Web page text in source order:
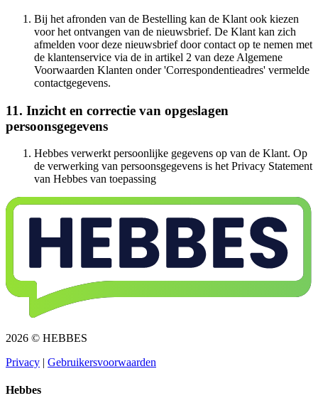
Bij het afronden van de Bestelling kan de Klant ook kiezen
voor het ontvangen van de nieuwsbrief. De Klant kan zich
afmelden voor deze nieuwsbrief door contact op te nemen met
de klantenservice via de in artikel 2 van deze Algemene
Voorwaarden Klanten onder 'Correspondentieadres' vermelde
contactgegevens.​​​​‌ ‍ ​‍​‍‌‍ ‌ ​‍‌‍‍‌‌‍‌ ‌‍‍‌‌‍ ‍​‍​‍​ ‍‍​‍​‍‌ ​ ‌‍​‌‌‍ ‍‌‍‍‌‌ ‌​‌ ‍‌​‍ ‍‌‍‍‌‌‍ ​‍​‍​‍ ​​‍​‍‌‍‍​‌ ​‍‌‍‌‌‌‍‌‍​‍​‍​ ‍‍​‍​‍‌‍‍​‌ ‌​‌ ‌​‌ ​​​ ‍‍​‍ ​‍ ‌‍ ​‌‍ ‌‍​ ‌‍​‌‌‍ ​‌‍‍​‌‍ ‌ ​ ‌ ‌​​ ‍‍​ ​ ​ ​ ​ ​ ​ ​ ​‍ ‌‍‍‌‌‍ ‍‌ ‌​‌‍‌‌‌‍ ‍‌ ‌​​‍ ‌‍‌‌‌‍‌​‌‍‍‌‌ ‌​​‍ ‌‍ ‌‌‍ ‌‍‌​‌‍‌‌​ ‌‌ ​​‌ ​‍‌‍‌‌‌ ​ ‌‍‌‌‌‍ ‍‌ ‌​‌‍​‌‌ ‌​‌‍‍‌‌‍ ‌‍ ‍​ ‍ ‌‍‍‌‌‍‌​​ ‌‌‍‌​​ ​‍‌‍​‍​ ​​​ ​‍​ ‍​​ ​‌​ ‌​​‍ ‌‌‍‌​‌‍​‌​ ‍‌​ ​ ​‍ ‌​ ‌​​ ​‌‌‍‌‍​ ​‍​‍ ‌​ ‍‌‌‍‌‌​ ​‍​ ​‌​‍ ‌‌‍​‌‌‍‌‌‌‍‌‍​ ‌‌​ ​‍‌‍​‌‌‍​ ​ ​‌​ ​‌​ ​ ​ ​‍​ ​​​ ‍ ‌ ‌​‌ ‍‌‌ ​​‌‍‌‌​ ‌‌‍ ​‌‍‌‌‌‍‌ ‌‍​‌‌‍ ​‌‌​​‌‍​‌‌‍‌ ‌‍‌‌​ ‍ ‌ ​​‌‍​‌‌ ‌​‌‍‍​​ ‌‌‍​ ‌‍ ‌‍ ‍‌ ‌​‌‍‌‌‌‍ ‍‌ ‌​​‍‌‌​ ‌‌‌​​‍‌‌ ‌‍‍ ‌‍‌‌‌ ‍‌​‍‌‌​ ​ ‌​‌​​‍‌‌​ ​ ‌​‌​​‍‌‌​ ​‍​ ​‍‌‍‌‍​ ‌‍​ ​​​ ‌​‌‍​ ​ ‌ ​ ‌‌‌‍‌​​ ‌​​ ‌​​ ‌‍‌‍​‍​‍‌‌​ ​‍​ ​‍​‍‌‌​ ‌‌‌​‌​​‍ ‍‌‍​ ‌‍‍​‌‍‍‌‌‍ ​‌‍‌​‌ ​‍‌‍‌‌‌‍ ‍​‍‌‌​ ‌‌‌​​‍‌‌ ‌‍‍ ‌‍‌‌‌ ‍‌​‍‌‌​ ​ ‌​‌​​‍‌‌​ ​ ‌​‌​​‍‌‌​ ​‍​ ​‍‌‍​‍​ ‌ ​ ​ ‌‍‌‌​ ‌ ‌‍‌‌​ ‍​​ ‌‌​ ​​​ ‍‌​ ‌​‌‍‌‌​‍‌‌​ ​‍​ ​‍​‍‌‌​ ‌‌‌​‌​​‍ ‍‌ ‌​‌‍‌‌‌ ‍​‌ ‌​​ ‌‍​‍‌‍​‌‌ ​ ‌‍‌‌‌‌‌‌‌ ​‍‌‍ ​​ ‌‌‍‍​‌ ‌​‌ ‌​‌ ​​​‍‌‌​ ​ ‌​​‌​‍‌‌​ ​‍‌​‌‍​‍‌‌​ ​‍‌​‌‍‌‍ ​‌‍ ‌‍​ ‌‍​‌‌‍ ​‌‍‍​‌‍ ‌ ​ ‌ ‌​​‍‌‌​ ​ ‌​​‌​ ​ ​ ​ ​ ​ ​ ​ ​‍‌‍‌‍‍‌‌‍‌​​ ‌‌‍‌​​ ​‍‌‍​‍​ ​​​ ​‍​ ‍​​ ​‌​ ‌​​‍ ‌‌‍‌​‌‍​‌​ ‍‌​ ​ ​‍ ‌​ ‌​​ ​‌‌‍‌‍​ ​‍​‍ ‌​ ‍‌‌‍‌‌​ ​‍​ ​‌​‍ ‌‌‍​‌‌‍‌‌‌‍‌‍​ ‌‌​ ​‍‌‍​‌‌‍​ ​ ​‌​ ​‌​ ​ ​ ​‍​ ​​​‍‌‍‌ ‌​‌ ‍‌‌ ​​‌‍‌‌​ ‌‌‍ ​‌‍‌‌‌‍‌ ‌‍​‌‌‍ ​‌‌​​‌‍​‌‌‍‌ ‌‍‌‌​‍‌‍‌ ​​‌‍​‌‌ ‌​‌‍‍​​ ‌‌‍​ ‌‍ ‌‍ ‍‌ ‌​‌‍‌‌‌‍ ‍‌ ‌​​‍‌‌​ ‌‌‌​​‍‌‌ ‌‍‍ ‌‍‌‌‌ ‍‌​‍‌‌​ ​ ‌​‌​​‍‌‌​ ​ ‌​‌​​‍‌‌​ ​‍​ ​‍‌‍‌‍​ ‌‍​ ​​​ ‌​‌‍​ ​ ‌ ​ ‌‌‌‍‌​​ ‌​​ ‌​​ ‌‍‌‍​‍​‍‌‌​ ​‍​ ​‍​‍‌‌​ ‌‌‌​‌​​‍ ‍‌‍​ ‌‍‍​‌‍‍‌‌‍ ​‌‍‌​‌ ​‍‌‍‌‌‌‍ ‍​‍‌‌​ ‌‌‌​​‍‌‌ ‌‍‍ ‌‍‌‌‌ ‍‌​‍‌‌​ ​ ‌​‌​​‍‌‌​ ​ ‌​‌​​‍‌‌​ ​‍​ ​‍‌‍​‍​ ‌ ​ ​ ‌‍‌‌​ ‌ ‌‍‌‌​ ‍​​ ‌‌​ ​​​ ‍‌​ ‌​‌‍‌‌​‍‌‌​ ​‍​ ​‍​‍‌‌​ ‌‌‌​‌​​‍ ‍‌ ‌​‌‍‌‌‌ ‍​‌ ‌​​‍‌‍‌ ​​‌‍‌‌‌ ​‍‌ ​ ‌ ​​‌‍‌‌‌‍​ ‌ ‌​‌‍‍‌‌ ‌‍‌‍‌‌​ ‌‌ ​​‌ ‌‌‌‍​‍‌‍ ​‌‍‍‌‌ ​ ‌‍‍​‌‍‌‌‌‍‌​​‍​‍‌ ‌
11. Inzicht en correctie van opgeslagen
persoonsgegevens​​​​‌ ‍ ​‍​‍‌‍ ‌ ​‍‌‍‍‌‌‍‌ ‌‍‍‌‌‍ ‍​‍​‍​ ‍‍​‍​‍‌ ​ ‌‍​‌‌‍ ‍‌‍‍‌‌ ‌​‌ ‍‌​‍ ‍‌‍‍‌‌‍ ​‍​‍​‍ ​​‍​‍‌‍‍​‌ ​‍‌‍‌‌‌‍‌‍​‍​‍​ ‍‍​‍​‍‌‍‍​‌ ‌​‌ ‌​‌ ​​​ ‍‍​‍ ​‍ ‌‍ ​‌‍ ‌‍​ ‌‍​‌‌‍ ​‌‍‍​‌‍ ‌ ​ ‌ ‌​​ ‍‍​ ​ ​ ​ ​ ​ ​ ​ ​‍ ‌‍‍‌‌‍ ‍‌ ‌​‌‍‌‌‌‍ ‍‌ ‌​​‍ ‌‍‌‌‌‍‌​‌‍‍‌‌ ‌​​‍ ‌‍ ‌‌‍ ‌‍‌​‌‍‌‌​ ‌‌ ​​‌ ​‍‌‍‌‌‌ ​ ‌‍‌‌‌‍ ‍‌ ‌​‌‍​‌‌ ‌​‌‍‍‌‌‍ ‌‍ ‍​ ‍ ‌‍‍‌‌‍‌​​ ‌‌‍‌​​ ​‍‌‍​‍​ ​​​ ​‍​ ‍​​ ​‌​ ‌​​‍ ‌‌‍‌​‌‍​‌​ ‍‌​ ​ ​‍ ‌​ ‌​​ ​‌‌‍‌‍​ ​‍​‍ ‌​ ‍‌‌‍‌‌​ ​‍​ ​‌​‍ ‌‌‍​‌‌‍‌‌‌‍‌‍​ ‌‌​ ​‍‌‍​‌‌‍​ ​ ​‌​ ​‌​ ​ ​ ​‍​ ​​​ ‍ ‌ ‌​‌ ‍‌‌ ​​‌‍‌‌​ ‌‌‍ ​‌‍‌‌‌‍‌ ‌‍​‌‌‍ ​‌‌​​‌‍​‌‌‍‌ ‌‍‌‌​ ‍ ‌ ​​‌‍​‌‌ ‌​‌‍‍​​ ‌‌‍​ ‌‍ ‌‍ ‍‌ ‌​‌‍‌‌‌‍ ‍‌ ‌​​‍‌‌​ ‌‌‌​​‍‌‌ ‌‍‍ ‌‍‌‌‌ ‍‌​‍‌‌​ ​ ‌​‌​​‍‌‌​ ​ ‌​‌​​‍‌‌​ ​‍​ ​‍‌‍‌​​ ‍‌​ ‌‌​ ​‍​ ​‍​ ​‌‌‍​‍‌‍​‍​ ​‌​ ​‍‌‍‌​‌‍​ ​‍‌‌​ ​‍​ ​‍​‍‌‌​ ‌‌‌​‌​​‍ ‍‌‍​ ‌‍‍​‌‍‍‌‌‍ ​‌‍‌​‌ ​‍‌‍‌‌‌‍ ‍​‍‌‌​ ‌‌‌​​‍‌‌ ‌‍‍ ‌‍‌‌‌ ‍‌​‍‌‌​ ​ ‌​‌​​‍‌‌​ ​ ‌​‌​​‍‌‌​ ​‍​ ​‍‌‍‌‍‌‍‌​‌‍‌‌‌‍‌​​ ​ ​ ​‍‌‍‌‌‌‍‌​​ ‍‌​ ‌‌​ ‍​‌‍​‍​‍‌‌​ ​‍​ ​‍​‍‌‌​ ‌‌‌​‌​​‍ ‍‌ ‌​‌‍‌‌‌ ‍​‌ ‌​​ ‌‍​‍‌‍​‌‌ ​ ‌‍‌‌‌‌‌‌‌ ​‍‌‍ ​​ ‌‌‍‍​‌ ‌​‌ ‌​‌ ​​​‍‌‌​ ​ ‌​​‌​‍‌‌​ ​‍‌​‌‍​‍‌‌​ ​‍‌​‌‍‌‍ ​‌‍ ‌‍​ ‌‍​‌‌‍ ​‌‍‍​‌‍ ‌ ​ ‌ ‌​​‍‌‌​ ​ ‌​​‌​ ​ ​ ​ ​ ​ ​ ​ ​‍‌‍‌‍‍‌‌‍‌​​ ‌‌‍‌​​ ​‍‌‍​‍​ ​​​ ​‍​ ‍​​ ​‌​ ‌​​‍ ‌‌‍‌​‌‍​‌​ ‍‌​ ​ ​‍ ‌​ ‌​​ ​‌‌‍‌‍​ ​‍​‍ ‌​ ‍‌‌‍‌‌​ ​‍​ ​‌​‍ ‌‌‍​‌‌‍‌‌‌‍‌‍​ ‌‌​ ​‍‌‍​‌‌‍​ ​ ​‌​ ​‌​ ​ ​ ​‍​ ​​​‍‌‍‌ ‌​‌ ‍‌‌ ​​‌‍‌‌​ ‌‌‍ ​‌‍‌‌‌‍‌ ‌‍​‌‌‍ ​‌‌​​‌‍​‌‌‍‌ ‌‍‌‌​‍‌‍‌ ​​‌‍​‌‌ ‌​‌‍‍​​ ‌‌‍​ ‌‍ ‌‍ ‍‌ ‌​‌‍‌‌‌‍ ‍‌ ‌​​‍‌‌​ ‌‌‌​​‍‌‌ ‌‍‍ ‌‍‌‌‌ ‍‌​‍‌‌​ ​ ‌​‌​​‍‌‌​ ​ ‌​‌​​‍‌‌​ ​‍​ ​‍‌‍‌​​ ‍‌​ ‌‌​ ​‍​ ​‍​ ​‌‌‍​‍‌‍​‍​ ​‌​ ​‍‌‍‌​‌‍​ ​‍‌‌​ ​‍​ ​‍​‍‌‌​ ‌‌‌​‌​​‍ ‍‌‍​ ‌‍‍​‌‍‍‌‌‍ ​‌‍‌​‌ ​‍‌‍‌‌‌‍ ‍​‍‌‌​ ‌‌‌​​‍‌‌ ‌‍‍ ‌‍‌‌‌ ‍‌​‍‌‌​ ​ ‌​‌​​‍‌‌​ ​ ‌​‌​​‍‌‌​ ​‍​ ​‍‌‍‌‍‌‍‌​‌‍‌‌‌‍‌​​ ​ ​ ​‍‌‍‌‌‌‍‌​​ ‍‌​ ‌‌​ ‍​‌‍​‍​‍‌‌​ ​‍​ ​‍​‍‌‌​ ‌‌‌​‌​​‍ ‍‌ ‌​‌‍‌‌‌ ‍​‌ ‌​​‍‌‍‌ ​​‌‍‌‌‌ ​‍‌ ​ ‌ ​​‌‍‌‌‌‍​ ‌ ‌​‌‍‍‌‌ ‌‍‌‍‌‌​ ‌‌ ​​‌ ‌‌‌‍​‍‌‍ ​‌‍‍‌‌ ​ ‌‍‍​‌‍‌‌‌‍‌​​‍​‍‌ ‌
Hebbes verwerkt persoonlijke gegevens op van de Klant. Op
de verwerking van persoonsgegevens is het Privacy Statement
van Hebbes van toepassing​​​​‌ ‍ ​‍​‍‌‍ ‌ ​‍‌‍‍‌‌‍‌ ‌‍‍‌‌‍ ‍​‍​‍​ ‍‍​‍​‍‌ ​ ‌‍​‌‌‍ ‍‌‍‍‌‌ ‌​‌ ‍‌​‍ ‍‌‍‍‌‌‍ ​‍​‍​‍ ​​‍​‍‌‍‍​‌ ​‍‌‍‌‌‌‍‌‍​‍​‍​ ‍‍​‍​‍‌‍‍​‌ ‌​‌ ‌​‌ ​​​ ‍‍​‍ ​‍ ‌‍ ​‌‍ ‌‍​ ‌‍​‌‌‍ ​‌‍‍​‌‍ ‌ ​ ‌ ‌​​ ‍‍​ ​ ​ ​ ​ ​ ​ ​ ​‍ ‌‍‍‌‌‍ ‍‌ ‌​‌‍‌‌‌‍ ‍‌ ‌​​‍ ‌‍‌‌‌‍‌​‌‍‍‌‌ ‌​​‍ ‌‍ ‌‌‍ ‌‍‌​‌‍‌‌​ ‌‌ ​​‌ ​‍‌‍‌‌‌ ​ ‌‍‌‌‌‍ ‍‌ ‌​‌‍​‌‌ ‌​‌‍‍‌‌‍ ‌‍ ‍​ ‍ ‌‍‍‌‌‍‌​​ ‌‌‍‌​​ ​‍‌‍​‍​ ​​​ ​‍​ ‍​​ ​‌​ ‌​​‍ ‌‌‍‌​‌‍​‌​ ‍‌​ ​ ​‍ ‌​ ‌​​ ​‌‌‍‌‍​ ​‍​‍ ‌​ ‍‌‌‍‌‌​ ​‍​ ​‌​‍ ‌‌‍​‌‌‍‌‌‌‍‌‍​ ‌‌​ ​‍‌‍​‌‌‍​ ​ ​‌​ ​‌​ ​ ​ ​‍​ ​​​ ‍ ‌ ‌​‌ ‍‌‌ ​​‌‍‌‌​ ‌‌‍ ​‌‍‌‌‌‍‌ ‌‍​‌‌‍ ​‌‌​​‌‍​‌‌‍‌ ‌‍‌‌​ ‍ ‌ ​​‌‍​‌‌ ‌​‌‍‍​​ ‌‌‍​ ‌‍ ‌‍ ‍‌ ‌​‌‍‌‌‌‍ ‍‌ ‌​​‍‌‌​ ‌‌‌​​‍‌‌ ‌‍‍ ‌‍‌‌‌ ‍‌​‍‌‌​ ​ ‌​‌​​‍‌‌​ ​ ‌​‌​​‍‌‌​ ​‍​ ​‍​ ‍​​ ​‍‌‍‌‌​ ‌ ​ ​​​ ​‌‌‍​ ‌‍‌‌‌‍​‌‌‍‌‌​ ​​‌‍‌​​‍‌‌​ ​‍​ ​‍​‍‌‌​ ‌‌‌​‌​​‍ ‍‌‍​ ‌‍‍​‌‍‍‌‌‍ ​‌‍‌​‌ ​‍‌‍‌‌‌‍ ‍​‍‌‌​ ‌‌‌​​‍‌‌ ‌‍‍ ‌‍‌‌‌ ‍‌​‍‌‌​ ​ ‌​‌​​‍‌‌​ ​ ‌​‌​​‍‌‌​ ​‍​ ​‍​ ​ ​ ‌‌​ ​​​ ​​​ ‍​​ ​‍‌‍​‌​ ‌‌‌‍​ ​ ​​​ ‌​​ ‌ ​‍‌‌​ ​‍​ ​‍​‍‌‌​ ‌‌‌​‌​​‍ ‍‌ ‌​‌‍‌‌‌ ‍​‌ ‌​​ ‌‍​‍‌‍​‌‌ ​ ‌‍‌‌‌‌‌‌‌ ​‍‌‍ ​​ ‌‌‍‍​‌ ‌​‌ ‌​‌ ​​​‍‌‌​ ​ ‌​​‌​‍‌‌​ ​‍‌​‌‍​‍‌‌​ ​‍‌​‌‍‌‍ ​‌‍ ‌‍​ ‌‍​‌‌‍ ​‌‍‍​‌‍ ‌ ​ ‌ ‌​​‍‌‌​ ​ ‌​​‌​ ​ ​ ​ ​ ​ ​ ​ ​‍‌‍‌‍‍‌‌‍‌​​ ‌‌‍‌​​ ​‍‌‍​‍​ ​​​ ​‍​ ‍​​ ​‌​ ‌​​‍ ‌‌‍‌​‌‍​‌​ ‍‌​ ​ ​‍ ‌​ ‌​​ ​‌‌‍‌‍​ ​‍​‍ ‌​ ‍‌‌‍‌‌​ ​‍​ ​‌​‍ ‌‌‍​‌‌‍‌‌‌‍‌‍​ ‌‌​ ​‍‌‍​‌‌‍​ ​ ​‌​ ​‌​ ​ ​ ​‍​ ​​​‍‌‍‌ ‌​‌ ‍‌‌ ​​‌‍‌‌​ ‌‌‍ ​‌‍‌‌‌‍‌ ‌‍​‌‌‍ ​‌‌​​‌‍​‌‌‍‌ ‌‍‌‌​‍‌‍‌ ​​‌‍​‌‌ ‌​‌‍‍​​ ‌‌‍​ ‌‍ ‌‍ ‍‌ ‌​‌‍‌‌‌‍ ‍‌ ‌​​‍‌‌​ ‌‌‌​​‍‌‌ ‌‍‍ ‌‍‌‌‌ ‍‌​‍‌‌​ ​ ‌​‌​​‍‌‌​ ​ ‌​‌​​‍‌‌​ ​‍​ ​‍​ ‍​​ ​‍‌‍‌‌​ ‌ ​ ​​​ ​‌‌‍​ ‌‍‌‌‌‍​‌‌‍‌‌​ ​​‌‍‌​​‍‌‌​ ​‍​ ​‍​‍‌‌​ ‌‌‌​‌​​‍ ‍‌‍​ ‌‍‍​‌‍‍‌‌‍ ​‌‍‌​‌ ​‍‌‍‌‌‌‍ ‍​‍‌‌​ ‌‌‌​​‍‌‌ ‌‍‍ ‌‍‌‌‌ ‍‌​‍‌‌​ ​ ‌​‌​​‍‌‌​ ​ ‌​‌​​‍‌‌​ ​‍​ ​‍​ ​ ​ ‌‌​ ​​​ ​​​ ‍​​ ​‍‌‍​‌​ ‌‌‌‍​ ​ ​​​ ‌​​ ‌ ​‍‌‌​ ​‍​ ​‍​‍‌‌​ ‌‌‌​‌​​‍ ‍‌ ‌​‌‍‌‌‌ ‍​‌ ‌​​‍‌‍‌ ​​‌‍‌‌‌ ​‍‌ ​ ‌ ​​‌‍‌‌‌‍​ ‌ ‌​‌‍‍‌‌ ‌‍‌‍‌‌​ ‌‌ ​​‌ ‌‌‌‍​‍‌‍ ​‌‍‍‌‌ ​ ‌‍‍​‌‍‌‌‌‍‌​​‍​‍‌ ‌
2026 © HEBBES
Privacy​​​​‌ ‍ ​‍​‍‌‍ ‌ ​‍‌‍‍‌‌‍‌ ‌‍‍‌‌‍ ‍​‍​‍​ ‍‍​‍​‍‌ ​ ‌‍​‌‌‍ ‍‌‍‍‌‌ ‌​‌ ‍‌​‍ ‍‌‍‍‌‌‍ ​‍​‍​‍ ​​‍​‍‌‍‍​‌ ​‍‌‍‌‌‌‍‌‍​‍​‍​ ‍‍​‍​‍‌‍‍​‌ ‌​‌ ‌​‌ ​​​ ‍‍​‍ ​‍ ‌‍ ​‌‍ ‌‍​ ‌‍​‌‌‍ ​‌‍‍​‌‍ ‌ ​ ‌ ‌​​ ‍‍​ ​ ​ ​ ​ ​ ​ ​ ​‍ ‌‍‍‌‌‍ ‍‌ ‌​‌‍‌‌‌‍ ‍‌ ‌​​‍ ‌‍‌‌‌‍‌​‌‍‍‌‌ ‌​​‍ ‌‍ ‌‌‍ ‌‍‌​‌‍‌‌​ ‌‌ ​​‌ ​‍‌‍‌‌‌ ​ ‌‍‌‌‌‍ ‍‌ ‌​‌‍​‌‌ ‌​‌‍‍‌‌‍ ‌‍ ‍​ ‍ ‌‍‍‌‌‍‌​​ ‌‌‍‌ ‌‍ ​‌‍ ‌‍​‍‌‍​‌‌‍ ​​ ‍ ‌ ‌​‌ ‍‌‌ ​​‌‍‌‌​ ‌‌‍‌ ‌‍ ​‌‍ ‌‍​‍‌‍​‌‌‍ ​​ ‍ ‌ ​​‌‍​‌‌ ‌​‌‍‍​​ ‌‌‍‌‍‌‍ ‌‍ ‌ ‌​‌‍‌‌‌ ​‍​‍ ‍‌‍ ​‌‍‌‌‌‍‌ ‌‍​‌‌‍ ​​‍‌‌​ ‌‌‌​​‍‌‌ ‌‍‍ ‌‍‌‌‌ ‍‌​‍‌‌​ ​ ‌​‌​​‍‌‌​ ​ ‌​‌​​‍‌‌​ ​‍​ ​‍​ ​‌​ ‍​‌‍‌‌​ ‌‍‌‍‌​‌‍‌‌‌‍‌‌​ ‌‍​ ​ ​ ‍‌​ ‌‌​ ‌​​‍‌‌​ ​‍​ ​‍​‍‌‌​ ‌‌‌​‌​​‍ ‍‌‍ ​‌‍​‌‌‍​‍‌‍‌‌‌‍ ​​ ‌‍​‍‌‍​‌‌ ​ ‌‍‌‌‌‌‌‌‌ ​‍‌‍ ​​ ‌‌‍‍​‌ ‌​‌ ‌​‌ ​​​‍‌‌​ ​ ‌​​‌​‍‌‌​ ​‍‌​‌‍​‍‌‌​ ​‍‌​‌‍‌‍ ​‌‍ ‌‍​ ‌‍​‌‌‍ ​‌‍‍​‌‍ ‌ ​ ‌ ‌​​‍‌‌​ ​ ‌​​‌​ ​ ​ ​ ​ ​ ​ ​ ​‍‌‍‌‍‍‌‌‍‌​​ ‌‌‍‌ ‌‍ ​‌‍ ‌‍​‍‌‍​‌‌‍ ​​‍‌‍‌ ‌​‌ ‍‌‌ ​​‌‍‌‌​ ‌‌‍‌ ‌‍ ​‌‍ ‌‍​‍‌‍​‌‌‍ ​​‍‌‍‌ ​​‌‍​‌‌ ‌​‌‍‍​​ ‌‌‍‌‍‌‍ ‌‍ ‌ ‌​‌‍‌‌‌ ​‍​‍ ‍‌‍ ​‌‍‌‌‌‍‌ ‌‍​‌‌‍ ​​‍‌‌​ ‌‌‌​​‍‌‌ ‌‍‍ ‌‍‌‌‌ ‍‌​‍‌‌​ ​ ‌​‌​​‍‌‌​ ​ ‌​‌​​‍‌‌​ ​‍​ ​‍​ ​‌​ ‍​‌‍‌‌​ ‌‍‌‍‌​‌‍‌‌‌‍‌‌​ ‌‍​ ​ ​ ‍‌​ ‌‌​ ‌​​‍‌‌​ ​‍​ ​‍​‍‌‌​ ‌‌‌​‌​​‍ ‍‌‍ ​‌‍​‌‌‍​‍‌‍‌‌‌‍ ​​‍‌‍‌ ​​‌‍‌‌‌ ​‍‌ ​ ‌ ​​‌‍‌‌‌‍​ ‌ ‌​‌‍‍‌‌ ‌‍‌‍‌‌​ ‌‌ ​​‌ ‌‌‌‍​‍‌‍ ​‌‍‍‌‌ ​ ‌‍‍​‌‍‌‌‌‍‌​​‍​‍‌ ‌ | Gebruikersvoorwaarden​​​​‌ ‍ ​‍​‍‌‍ ‌ ​‍‌‍‍‌‌‍‌ ‌‍‍‌‌‍ ‍​‍​‍​ ‍‍​‍​‍‌ ​ ‌‍​‌‌‍ ‍‌‍‍‌‌ ‌​‌ ‍‌​‍ ‍‌‍‍‌‌‍ ​‍​‍​‍ ​​‍​‍‌‍‍​‌ ​‍‌‍‌‌‌‍‌‍​‍​‍​ ‍‍​‍​‍‌‍‍​‌ ‌​‌ ‌​‌ ​​​ ‍‍​‍ ​‍ ‌‍ ​‌‍ ‌‍​ ‌‍​‌‌‍ ​‌‍‍​‌‍ ‌ ​ ‌ ‌​​ ‍‍​ ​ ​ ​ ​ ​ ​ ​ ​‍ ‌‍‍‌‌‍ ‍‌ ‌​‌‍‌‌‌‍ ‍‌ ‌​​‍ ‌‍‌‌‌‍‌​‌‍‍‌‌ ‌​​‍ ‌‍ ‌‌‍ ‌‍‌​‌‍‌‌​ ‌‌ ​​‌ ​‍‌‍‌‌‌ ​ ‌‍‌‌‌‍ ‍‌ ‌​‌‍​‌‌ ‌​‌‍‍‌‌‍ ‌‍ ‍​ ‍ ‌‍‍‌‌‍‌​​ ‌‌‍‌ ‌‍ ​‌‍ ‌‍​‍‌‍​‌‌‍ ​​ ‍ ‌ ‌​‌ ‍‌‌ ​​‌‍‌‌​ ‌‌‍‌ ‌‍ ​‌‍ ‌‍​‍‌‍​‌‌‍ ​​ ‍ ‌ ​​‌‍​‌‌ ‌​‌‍‍​​ ‌‌‍‌‍‌‍ ‌‍ ‌ ‌​‌‍‌‌‌ ​‍​‍ ‍‌‍ ​‌‍‌‌‌‍‌ ‌‍​‌‌‍ ​​‍‌‌​ ‌‌‌​​‍‌‌ ‌‍‍ ‌‍‌‌‌ ‍‌​‍‌‌​ ​ ‌​‌​​‍‌‌​ ​ ‌​‌​​‍‌‌​ ​‍​ ​‍​ ​​‌‍​ ‌‍‌‍​ ‌‍​ ‌​‌‍‌​​ ​ ‌‍‌‌​ ​ ​ ​‌​ ‍‌​ ​‍​‍‌‌​ ​‍​ ​‍​‍‌‌​ ‌‌‌​‌​​‍ ‍‌‍ ​‌‍​‌‌‍​‍‌‍‌‌‌‍ ​​ ‌‍​‍‌‍​‌‌ ​ ‌‍‌‌‌‌‌‌‌ ​‍‌‍ ​​ ‌‌‍‍​‌ ‌​‌ ‌​‌ ​​​‍‌‌​ ​ ‌​​‌​‍‌‌​ ​‍‌​‌‍​‍‌‌​ ​‍‌​‌‍‌‍ ​‌‍ ‌‍​ ‌‍​‌‌‍ ​‌‍‍​‌‍ ‌ ​ ‌ ‌​​‍‌‌​ ​ ‌​​‌​ ​ ​ ​ ​ ​ ​ ​ ​‍‌‍‌‍‍‌‌‍‌​​ ‌‌‍‌ ‌‍ ​‌‍ ‌‍​‍‌‍​‌‌‍ ​​‍‌‍‌ ‌​‌ ‍‌‌ ​​‌‍‌‌​ ‌‌‍‌ ‌‍ ​‌‍ ‌‍​‍‌‍​‌‌‍ ​​‍‌‍‌ ​​‌‍​‌‌ ‌​‌‍‍​​ ‌‌‍‌‍‌‍ ‌‍ ‌ ‌​‌‍‌‌‌ ​‍​‍ ‍‌‍ ​‌‍‌‌‌‍‌ ‌‍​‌‌‍ ​​‍‌‌​ ‌‌‌​​‍‌‌ ‌‍‍ ‌‍‌‌‌ ‍‌​‍‌‌​ ​ ‌​‌​​‍‌‌​ ​ ‌​‌​​‍‌‌​ ​‍​ ​‍​ ​​‌‍​ ‌‍‌‍​ ‌‍​ ‌​‌‍‌​​ ​ ‌‍‌‌​ ​ ​ ​‌​ ‍‌​ ​‍​‍‌‌​ ​‍​ ​‍​‍‌‌​ ‌‌‌​‌​​‍ ‍‌‍ ​‌‍​‌‌‍​‍‌‍‌‌‌‍ ​​‍‌‍‌ ​​‌‍‌‌‌ ​‍‌ ​ ‌ ​​‌‍‌‌‌‍​ ‌ ‌​‌‍‍‌‌ ‌‍‌‍‌‌​ ‌‌ ​​‌ ‌‌‌‍​‍‌‍ ​‌‍‍‌‌ ​ ‌‍‍​‌‍‌‌‌‍‌​​‍​‍‌ ‌
Hebbes